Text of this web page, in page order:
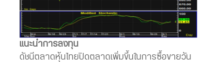
แนะนำการลงทุน
ดัชนีตลาดหุ้นไทยปิดตลาดเพิ่มขึ้นในการซื้อขายวัน